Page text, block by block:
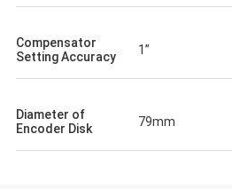
Compensator
Setting Accuracy
1”
Diameter of
Encoder Disk
79mm